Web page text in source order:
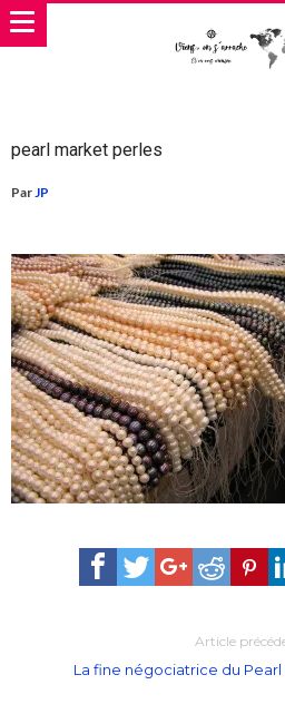
pearl market perles
ParJP
Article
La fine négociatrice du Pearl